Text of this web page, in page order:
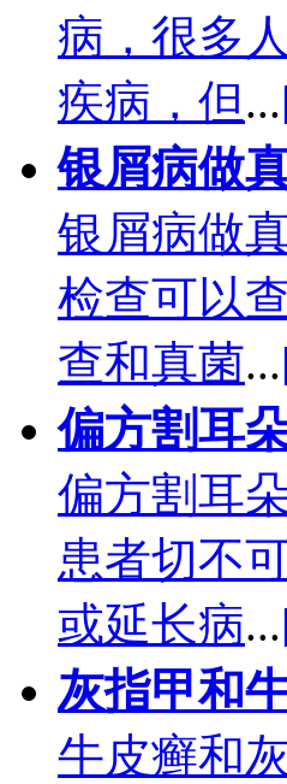
病，很多
疾病，但...
银屑病做
银屑病做
检查可以
查和真菌...
偏方割耳
偏方割耳
患者切不
或延长病...
灰指甲和
牛皮癣和